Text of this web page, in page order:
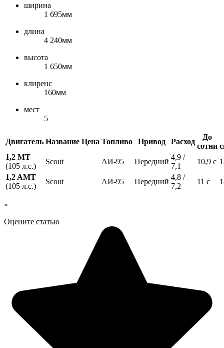
ширина
1 695мм
длина
4 240мм
высота
1 650мм
клиренс
160мм
мест
5
Двигатель Название Цена Топливо Привод Расход
До
сотни
1,2 MT
(105 л.с.)
Scout АИ-95 Передний
4,9 /
7,1
10,9 с
1,2 AMT
(105 л.с.)
Scout АИ-95 Передний
4,8 /
7,2
11 с
«
Оцените статью